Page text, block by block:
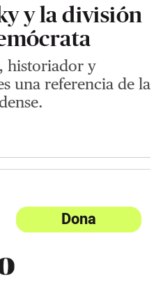
y la división
historiador y
una referencia de la
Dona